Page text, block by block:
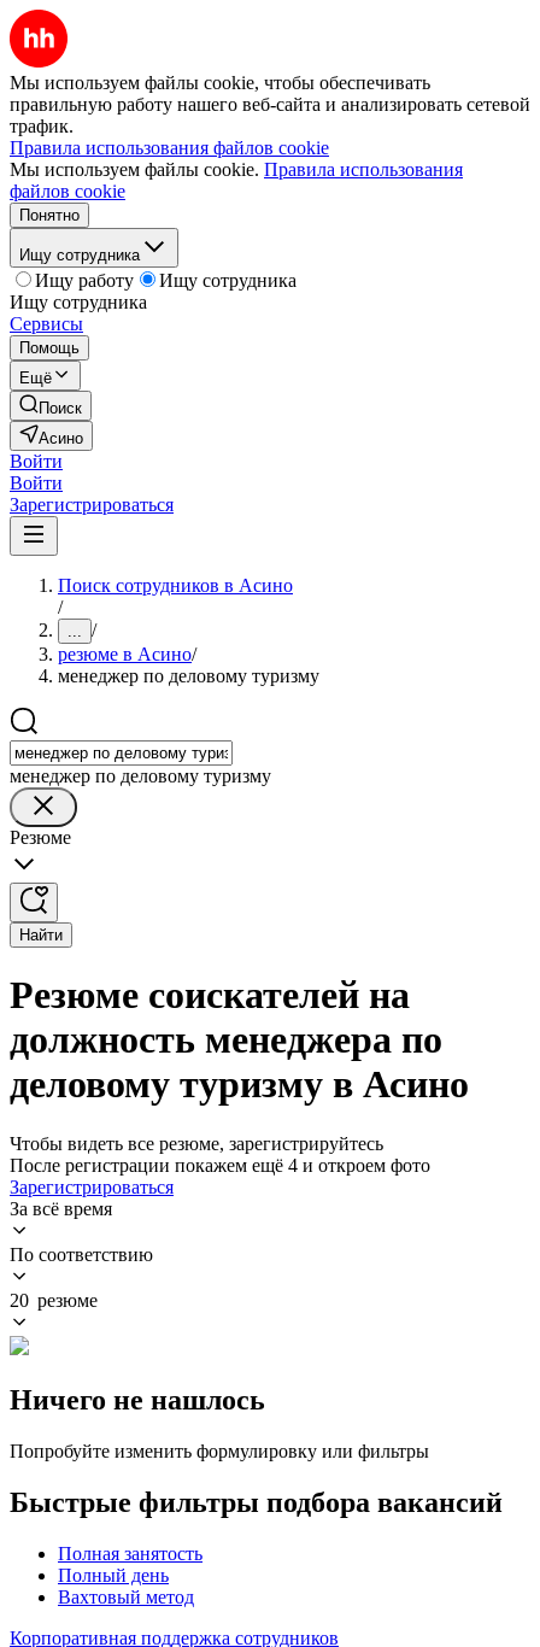
Мы используем файлы cookie, чтобы обеспечивать
правильную работу нашего веб-сайта и анализировать сетевой
трафик.
Правила использования файлов cookie
Мы используем файлы cookie. Правила использования
файлов cookie
Понятно
Ищу сотрудника
Ищу работу
Ищу сотрудника
Ищу сотрудника
Сервисы
Помощь
Ещё
Поиск
Асино
Войти
Войти
Зарегистрироваться
Поиск сотрудников в Асино
/
... /
резюме в Асино/
менеджер по деловому туризму
менеджер по деловому туризму
Резюме
Найти
Резюме соискателей на
должность менеджера по
деловому туризму в Асино
Чтобы видеть все резюме, зарегистрируйтесь
После регистрации покажем ещё 4 и откроем фото
Зарегистрироваться
За всё время
По соответствию
20 резюме
Ничего не нашлось
Попробуйте изменить формулировку или фильтры
Быстрые фильтры подбора вакансий
Полная занятость
Полный день
Вахтовый метод
Корпоративная поддержка сотрудников